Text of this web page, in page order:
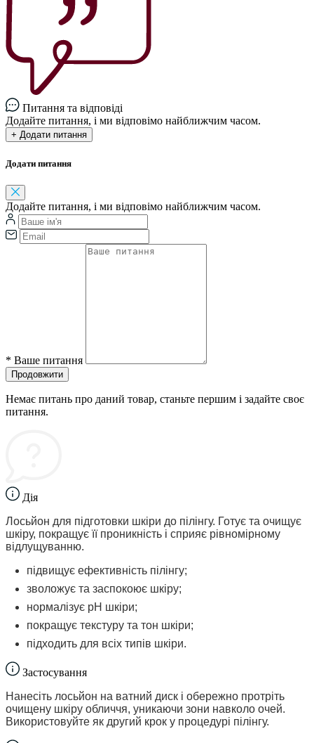
Питання та відповіді
Додайте питання, і ми відповімо найближчим часом.
+ Додати питання
Додати питання
Додайте питання, і ми відповімо найближчим часом.
* Ваше питання
Продовжити
Немає питань про даний товар, станьте першим і задайте своє
питання.
Дія
Лосьйон для підготовки шкіри до пілінгу. Готує та очищує
шкіру, покращує її проникність і сприяє рівномірному
відлущуванню.
підвищує ефективність пілінгу;
зволожує та заспокоює шкіру;
нормалізує рН шкіри;
покращує текстуру та тон шкіри;
підходить для всіх типів шкіри.
Застосування
Нанесіть лосьйон на ватний диск і обережно протріть
очищену шкіру обличчя, уникаючи зони навколо очей.
Використовуйте як другий крок у процедурі пілінгу.